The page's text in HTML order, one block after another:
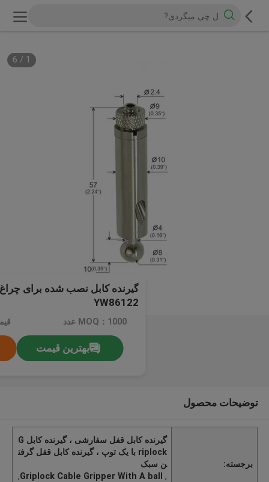
1
/
6
YW86122
MOQ：1000 عدد
بهترین قیمت
توضیحات محصول
برجسته:
گیرنده کابل قفل سفارشی ، گیرنده کابل G
riplock با یک توپ ، گیرنده کابل قفل گرفت
ن سبک
,
Griplock Cable Gripper With A ball
,